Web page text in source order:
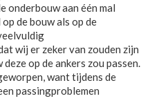
onderbouw aan één mal
de bouw als op de
wij er zeker van zouden zijn
op de ankers zou passen.
want tijdens de
passingproblemen